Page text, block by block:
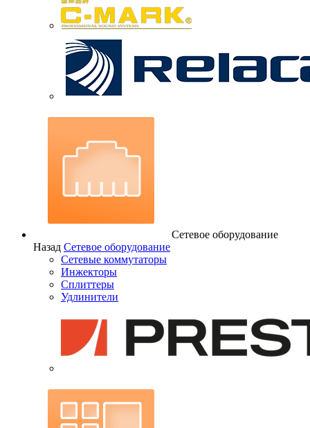
Сетевое оборудование
Назад Сетевое оборудование
Сетевые коммутаторы
Инжекторы
Сплиттеры
Удлинители